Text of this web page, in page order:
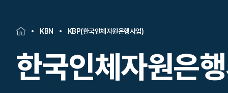
KBN KBP(한국인체자원은행사업)
한국인체자원은